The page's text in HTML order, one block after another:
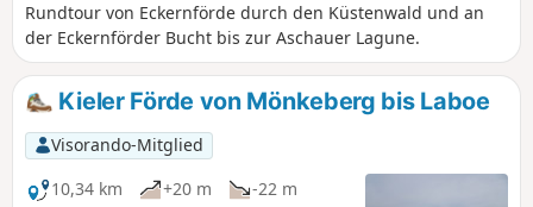
Rundtour von Eckernförde durch den Küstenwald und an
der Eckernförder Bucht bis zur Aschauer Lagune.
Kieler Förde von Mönkeberg bis Laboe
Visorando-Mitglied
10,34 km
+20 m
-22 m